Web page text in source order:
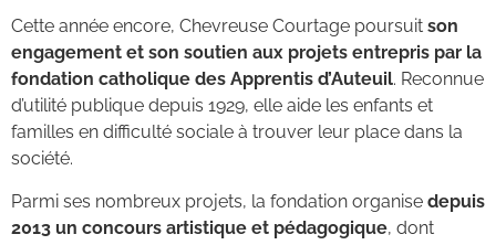
Cette année encore, Chevreuse Courtage poursuit son
engagement et son soutien aux projets entrepris par la
fondation catholique des Apprentis d’Auteuil. Reconnue
d’utilité publique depuis 1929, elle aide les enfants et
familles en difficulté sociale à trouver leur place dans la
société.
Parmi ses nombreux projets, la fondation organise depuis
2013 un concours artistique et pédagogique, dont